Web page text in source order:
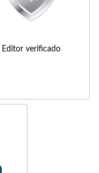
Editor verificado